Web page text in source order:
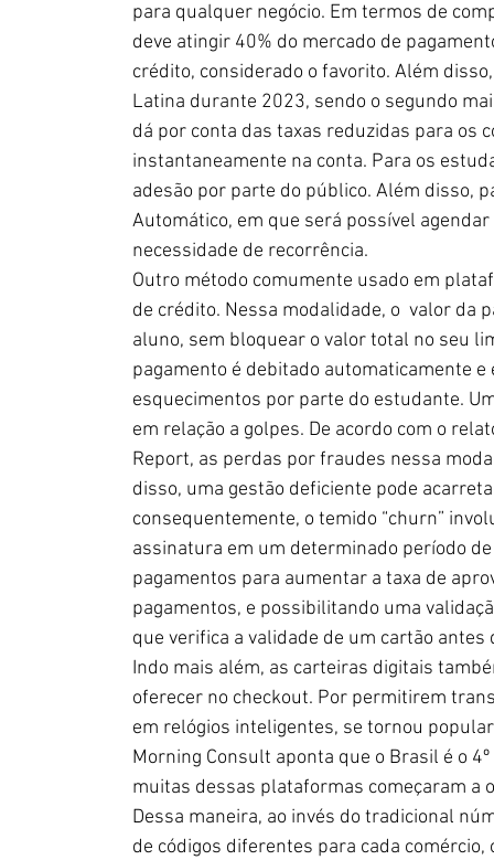
para qualquer negócio. Em termos de
deve atingir 40% do mercado de
crédito, considerado o favorito. Além
Latina durante 2023, sendo o segundo
dá por conta das taxas reduzidas para os
instantaneamente na conta. Para os
adesão por parte do público. Além disso,
Automático, em que será possível
necessidade de recorrência.
Outro método comumente usado em
de crédito. Nessa modalidade, o  valor
aluno, sem bloquear o valor total no seu
pagamento é debitado automaticamente
esquecimentos por parte do estudante.
em relação a golpes. De acordo com o
Report, as perdas por fraudes nessa
disso, uma gestão deficiente pode
consequentemente, o temido “churn”
assinatura em um determinado período
pagamentos para aumentar a taxa de
pagamentos, e possibilitando uma
que verifica a validade de um cartão
Indo mais além, as carteiras digitais
oferecer no checkout. Por permitirem
em relógios inteligentes, se tornou
Morning Consult aponta que o Brasil é o
muitas dessas plataformas começaram a
Dessa maneira, ao invés do tradicional
de códigos diferentes para cada